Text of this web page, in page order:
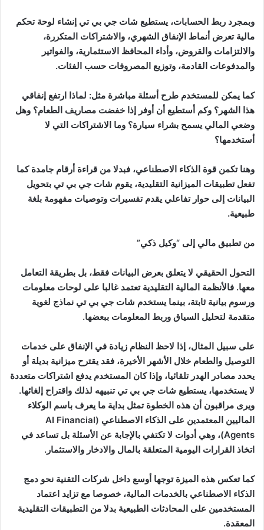
وبمجرد ربط الحسابات، يستطيع شات جي بي تي إنشاء لوحة تحكم
مالية تعرض أنماط الإنفاق الشهري، والاشتراكات المتكررة،
والالتزامات والقروض، وأداء المحافظ الاستثمارية، والفواتير
والمدفوعات القادمة، وتوزيع المصروفات حسب الفئات.
كما يمكن للمستخدم طرح أسئلة مباشرة مثل: لماذا ارتفع إنفاقي
هذا الشهر؟ وكم أستطيع أن أوفر إذا خفضت مصاريف الطعام؟ وهل
وضعي المالي يسمح بشراء سيارة؟ وما الاشتراكات التي لا
أستخدمها؟
وهنا تكمن قوة الذكاء الاصطناعي، فبدلا من قراءة أرقام جامدة كما
تفعل تطبيقات الميزانية التقليدية، يقوم شات جي بي تي بتحويل
البيانات إلى حوار تفاعلي يقدم تفسيرات وتوصيات مفهومة بلغة
طبيعية.
من تطبيق مالي إلى “وكيل ذكي”
التحول الحقيقي لا يتعلق بعرض البيانات فقط، بل بطريقة التعامل
معها. فالأنظمة المالية التقليدية تعتمد غالبا على لوحات معلومات
ورسوم بيانية ثابتة، بينما يستخدم شات جي بي تي نماذج لغوية
متقدمة لتحليل السياق وربط المعلومات ببعضها.
على سبيل المثال، إذا لاحظ النظام زيادة في الإنفاق على خدمات
التوصيل والطعام خلال الأشهر الأخيرة، فقد يقترح ميزانية بديلة أو
يحدد مصادر الهدر تلقائيا، وإذا كان المستخدم يدفع اشتراكات متعددة
لا يستخدمها، يستطيع شات جي بي تي تنبيهه لذلك واقتراح إلغائها.
ويرى مراقبون أن هذه الخطوة تمثل بداية ما يعرف باسم الوكلاء
الماليين المعتمدين على الذكاء الاصطناعي (AI Financial
Agents)، وهي أدوات لا تكتفي بالإجابة عن الأسئلة بل تساعد في
اتخاذ القرارات اليومية المتعلقة بالمال والادخار والاستثمار.
كما تعكس هذه الميزة توجها أوسع داخل شركات التقنية نحو دمج
الذكاء الاصطناعي بالخدمات المالية، خصوصا مع تزايد اعتماد
المستخدمين على المحادثات الطبيعية بدلا من التطبيقات التقليدية
المعقدة.